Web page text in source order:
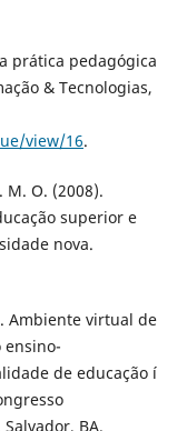
prática pedagógica
& Tecnologias,
view/16.
M. O. (2008).
superior e
nova.
Ambiente virtual de
ensino-
de educação í
BA.